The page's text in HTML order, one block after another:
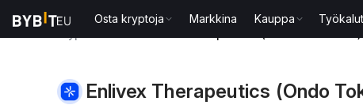
Osta kryptoja Markkina Kauppa Työkalut
Enlivex Therapeutics (Ondo